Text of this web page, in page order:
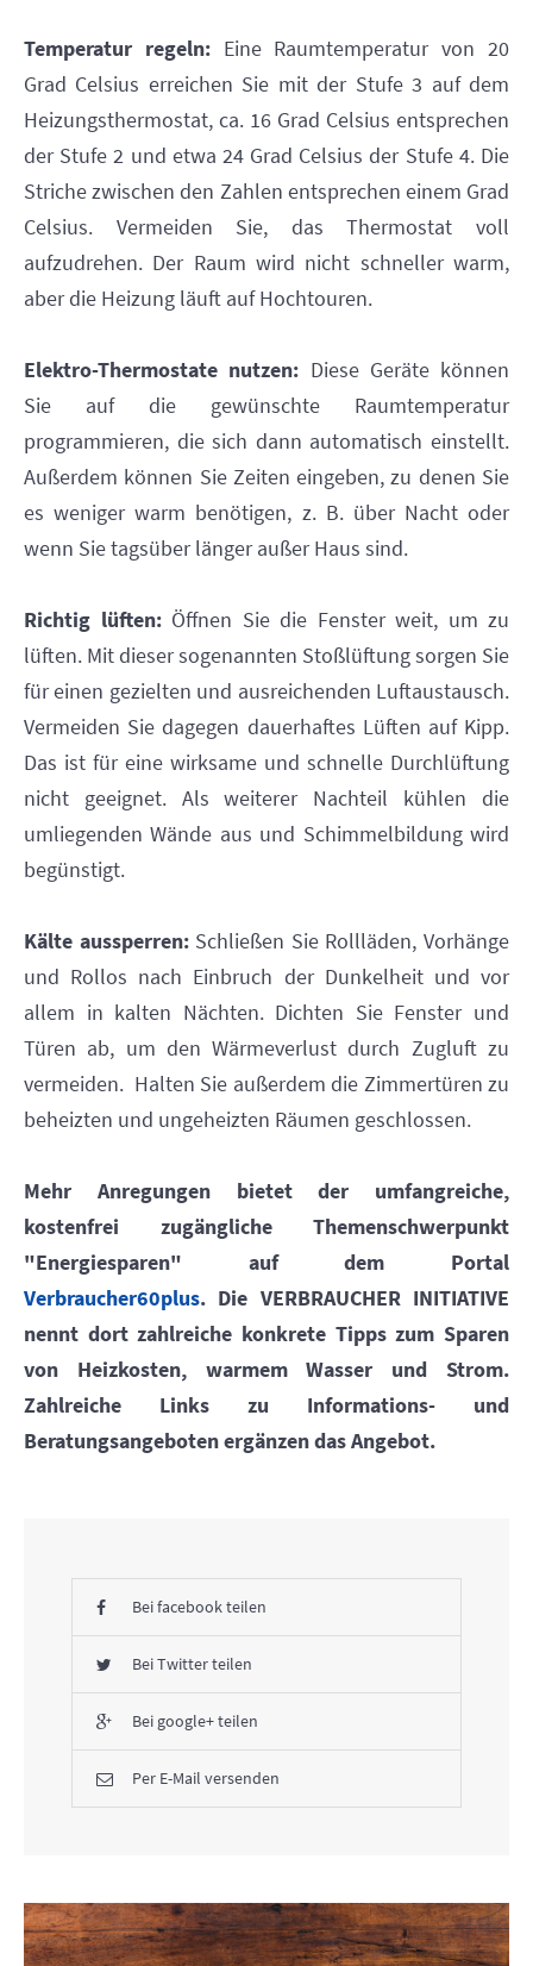
Temperatur regeln:Eine Raumtemperatur von 20
Grad Celsius erreichen Sie mit der Stufe 3 auf dem
Heizungsthermostat, ca. 16 Grad Celsius entsprechen
der Stufe 2 und etwa 24 Grad Celsius der Stufe 4. Die
Striche zwischen den Zahlen entsprechen einem Grad
Celsius. Vermeiden Sie, das Thermostat voll
aufzudrehen. Der Raum wird nicht schneller warm,
aber die Heizung läuft auf Hochtouren.
Elektro-Thermostate nutzen: Diese Geräte können
Sie auf die gewünschte Raumtemperatur
programmieren, die sich dann automatisch einstellt.
Außerdem können Sie Zeiten eingeben, zu denen Sie
es weniger warm benötigen, z. B. über Nacht oder
wenn Sie tagsüber länger außer Haus sind.
Richtig lüften:Öffnen Sie die Fenster weit, um zu
lüften. Mit dieser sogenannten Stoßlüftung sorgen Sie
für einen gezielten und ausreichenden Luftaustausch.
Vermeiden Sie dagegen dauerhaftes Lüften auf Kipp.
Das ist für eine wirksame und schnelle Durchlüftung
nicht geeignet. Als weiterer Nachteil kühlen die
umliegenden Wände aus und Schimmelbildung wird
begünstigt.
Kälte aussperren:Schließen Sie Rollläden, Vorhänge
und Rollos nach Einbruch der Dunkelheit und vor
allem in kalten Nächten. Dichten Sie Fenster und
Türen ab, um den Wärmeverlust durch Zugluft zu
vermeiden. Halten Sie außerdem die Zimmertüren zu
beheizten und ungeheizten Räumen geschlossen.
Mehr Anregungen bietet der umfangreiche,
kostenfrei zugängliche Themenschwerpunkt
"Energiesparen" auf dem Portal
Verbraucher60plus. Die VERBRAUCHER INITIATIVE
nennt dort zahlreiche konkrete Tipps zum Sparen
von Heizkosten, warmem Wasser und Strom.
Zahlreiche Links zu Informations- und
Beratungsangeboten ergänzen das Angebot.
Bei facebook teilen
Bei Twitter teilen
Bei google+ teilen
Per E-Mail versenden